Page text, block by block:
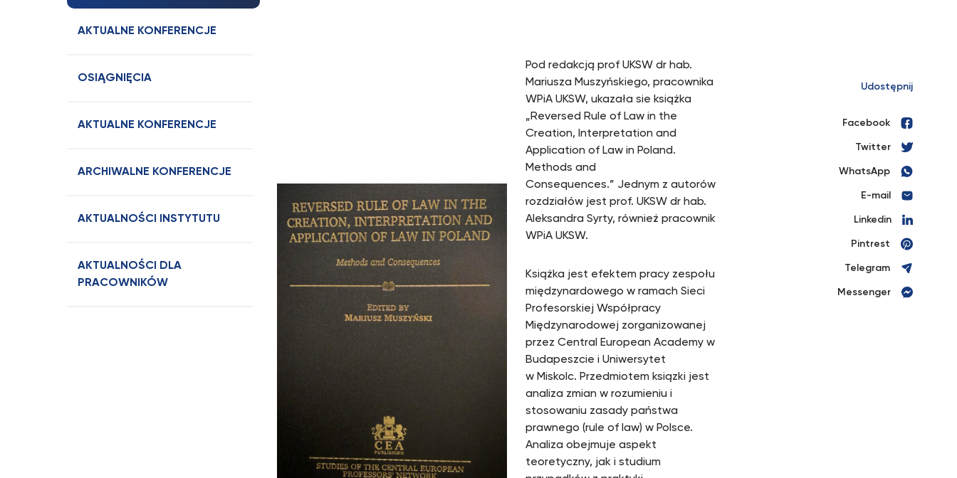
AKTUALNE KONFERENCJE
OSIĄGNIĘCIA
AKTUALNE KONFERENCJE
ARCHIWALNE KONFERENCJE
AKTUALNOŚCI INSTYTUTU
AKTUALNOŚCI DLA
PRACOWNIKÓW
Pod redakcją prof UKSW dr hab.
Mariusza Muszyńskiego, pracownika
WPiA UKSW, ukazała sie książka
„Reversed Rule of Law in the
Creation, Interpretation and
Application of Law in Poland.
Methods and
Consequences.” Jednym z autorów
rozdziałów jest prof. UKSW dr hab.
Aleksandra Syrty, również pracownik
WPiA UKSW.
Książka jest efektem pracy zespołu
międzynardowego w ramach Sieci
Profesorskiej Współpracy
Międzynarodowej zorganizowanej
przez Central European Academy w
Budapeszcie i Uniwersytet
w Miskolc. Przedmiotem ksiązki jest
analiza zmian w rozumieniu i
stosowaniu zasady państwa
prawnego (rule of law) w Polsce.
Analiza obejmuje aspekt
teoretyczny, jak i studium
Udostępnij
Facebook
Twitter
WhatsApp
E-mail
Linkedin
Pintrest
Telegram
Messenger